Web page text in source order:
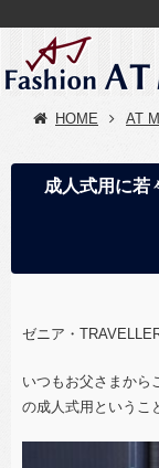
HOME AT
成人式用に若
ゼニア・
いつもお父さまから
の成人式用というこ